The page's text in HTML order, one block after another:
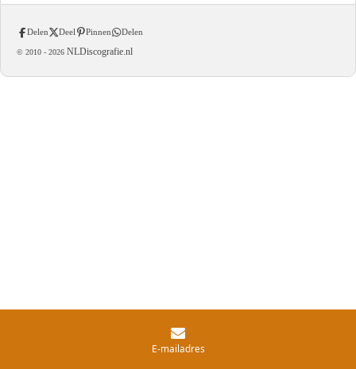
Delen Deel Pinnen Delen
© 2010 - 2026 NLDiscografie.nl
E-mailadres